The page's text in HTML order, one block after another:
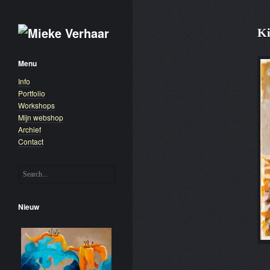
Menu
Info
Portfolio
Workshops
Mijn webshop
Archief
Contact
Nieuw